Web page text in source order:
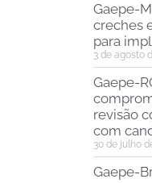
Gaepe-
creches
para
3 de agosto
Gaepe-
revisão
com
30 de julho
Gaepe-